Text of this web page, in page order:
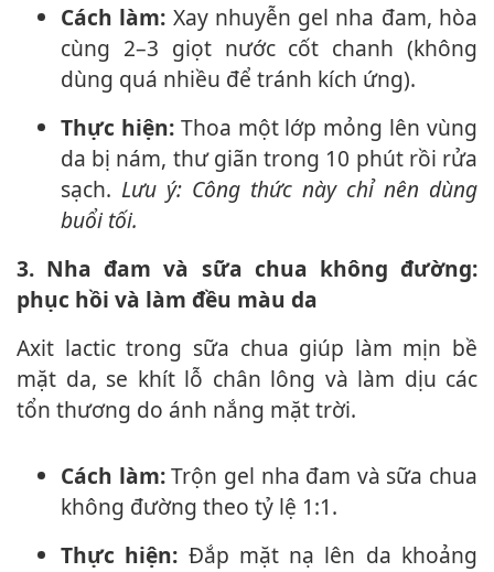
Cách làm: Xay nhuyễn gel nha đam, hòa
cùng 2–3 giọt nước cốt chanh (không
dùng quá nhiều để tránh kích ứng).
Thực hiện:Thoa một lớp mỏng lên vùng
da bị nám, thư giãn trong 10 phút rồi rửa
sạch. Lưu ý: Công thức này chỉ nên dùng
buổi tối.
3. Nha đam và sữa chua không đường:
phục hồi và làm đều màu da
Axit lactic trong sữa chua giúp làm mịn bề
mặt da, se khít lỗ chân lông và làm dịu các
tổn thương do ánh nắng mặt trời.
Cách làm:Trộn gel nha đam và sữa chua
không đường theo tỷ lệ 1:1.
Thực hiện: Đắp mặt nạ lên da khoảng